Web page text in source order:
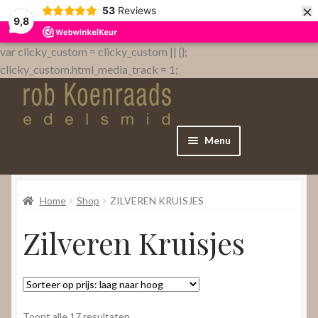
9,8
53 Reviews ×
var clicky_custom = clicky_custom || {};
clicky_custom.html_media_track = 1;
Menu
Home
Over
Contact
Home Shop ZILVEREN KRUISJES
Zilveren Kruisjes